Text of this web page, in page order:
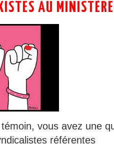
AU MINISTÈRE
vous avez une
référentes